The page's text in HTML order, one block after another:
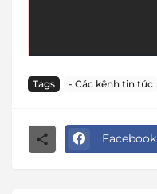
Tags - Các kênh tin tức
Facebook